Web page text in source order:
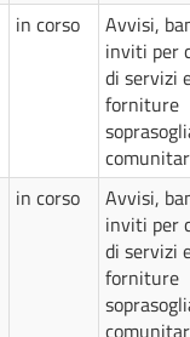
in corso
Avvisi,
inviti per
di servizi
forniture
in corso
Avvisi,
inviti per
di servizi
forniture